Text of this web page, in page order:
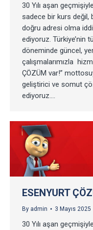
30 Yılı aşan
sadece bir kurs değil,
doğru adresi olma
ediyoruz. Türkiye’nin
döneminde güncel,
çalışmalarımızla
ÇÖZÜM var!”
geliştirici ve somut
ediyoruz.…
ESENYURT
By admin 3 Mayıs 2025
30 Yılı aşan